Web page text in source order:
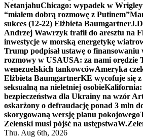
NetanjahuChicago: wypadek w
“miałem dobrą rozmowę z Putinem”
sukces (12-22) Elżbieta Baumgartner
Andrzej Wawrzyk trafił do aresztu na
inwestycje w morską energetykę
Trump podpisał ustawę o
rozmowy w USAUSA: za nami orędzie
wenezuelskich tankowcówAmeryka
Elżbieta BaumgartnerKE wycofuje się
seksualną na nieletniej osobieKalifornia:
bezpieczeństwa dla Ukrainy na wzór
oskarżony o defraudację ponad 3 mln
skorygowaną wersję planu pokojowego
Zełenski musi pójść na ustępstwa
Thu. Aug 6th, 2026